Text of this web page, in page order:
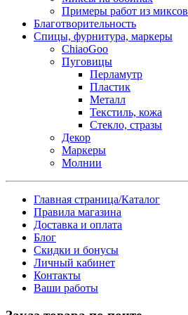
Примеры работ из миксов
Благотворительность
Спицы, фурнитура, маркеры
ChiaoGoo
Пуговицы
Перламутр
Пластик
Металл
Текстиль, кожа
Стекло, стразы
Декор
Маркеры
Молнии
Главная страница/Каталог
Правила магазина
Доставка и оплата
Блог
Скидки и бонусы
Личный кабинет
Контакты
Ваши работы